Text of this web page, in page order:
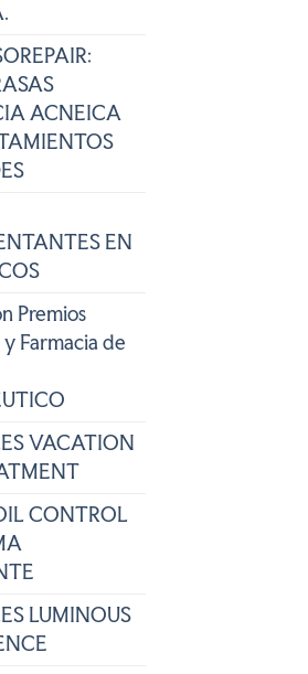
ACNEICA
EN
Premios
Farmacia de
VACATION
CONTROL
LUMINOUS